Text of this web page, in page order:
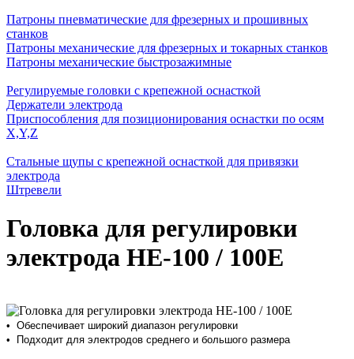
Патроны пневматические для фрезерных и прошивных
станков
Патроны механические для фрезерных и токарных станков
Патроны механические быстрозажимные
Регулируемые головки с крепежной оснасткой
Держатели электрода
Приспособления для позиционирования оснастки по осям
Х,Y,Z
Стальные щупы с крепежной оснасткой для привязки
электрода
Штревели
Головка для регулировки
электрода HE-100 / 100E
• Обеспечивает широкий диапазон регулировки
• Подходит для электродов среднего и большого размера